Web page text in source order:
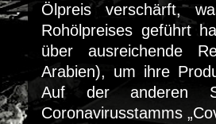
Ölpreis verschärft,
Rohölpreises geführt
über ausreichende
Arabien), um ihre
Auf der anderen
Coronavirusstamms